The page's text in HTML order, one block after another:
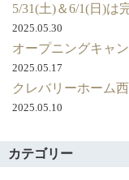
5/31(土)＆6/1(日)は
2025.05.30
オープニングキャ
2025.05.17
クレバリーホーム
2025.05.10
カテゴリー